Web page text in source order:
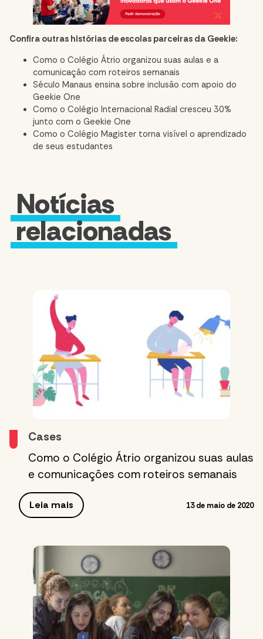
Confira outras histórias de escolas parceiras da Geekie:
Como o Colégio Átrio organizou suas aulas e a
comunicação com roteiros semanais
Século Manaus ensina sobre inclusão com apoio do
Geekie One
Como o Colégio Internacional Radial cresceu 30%
junto com o Geekie One
Como o Colégio Magister torna visível o aprendizado
de seus estudantes
Notícias
relacionadas
Cases
Como o Colégio Átrio organizou suas aulas
e comunicações com roteiros semanais
Leia mais 13 de maio de 2020